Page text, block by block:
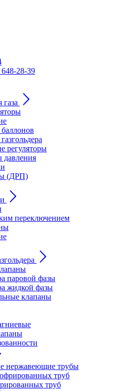
28-39
газа
регуляторы
давления
(ДРП)
переключением
паровой фазы
жидкой фазы
клапаны
нержавеющие трубы
труб
труб